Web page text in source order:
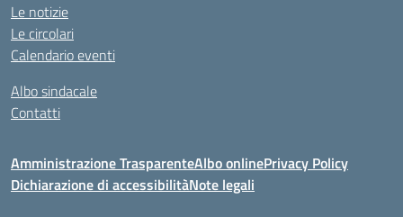
Le notizie
Le circolari
Calendario eventi
Albo sindacale
Contatti
Amministrazione TrasparenteAlbo onlinePrivacy Policy
Dichiarazione di accessibilitàNote legali